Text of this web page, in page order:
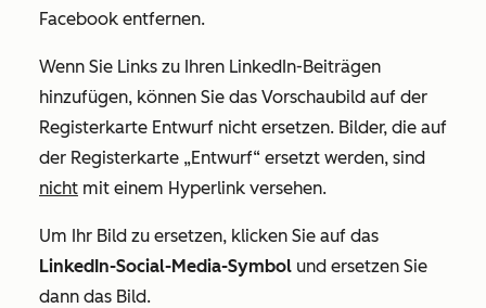
Facebook entfernen.
Wenn Sie Links zu Ihren LinkedIn-Beiträgen
hinzufügen, können Sie das Vorschaubild auf der
Registerkarte Entwurf nicht ersetzen. Bilder, die auf
der Registerkarte „Entwurf“ ersetzt werden, sind
nicht mit einem Hyperlink versehen.
Um Ihr Bild zu ersetzen, klicken Sie auf das
LinkedIn-Social-Media-Symbol und ersetzen Sie
dann das Bild.